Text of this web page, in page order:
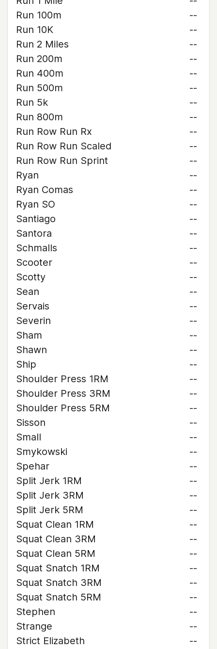
Run 100m
--
Run 10K
--
Run 2 Miles
--
Run 200m
--
Run 400m
--
Run 500m
--
Run 5k
--
Run 800m
--
Run Row Run Rx
--
Run Row Run Scaled
--
Run Row Run Sprint
--
Ryan
--
Ryan Comas
--
Ryan SO
--
Santiago
--
Santora
--
Schmalls
--
Scooter
--
Scotty
--
Sean
--
Servais
--
Severin
--
Sham
--
Shawn
--
Ship
--
Shoulder Press 1RM
--
Shoulder Press 3RM
--
Shoulder Press 5RM
--
Sisson
--
Small
--
Smykowski
--
Spehar
--
Split Jerk 1RM
--
Split Jerk 3RM
--
Split Jerk 5RM
--
Squat Clean 1RM
--
Squat Clean 3RM
--
Squat Clean 5RM
--
Squat Snatch 1RM
--
Squat Snatch 3RM
--
Squat Snatch 5RM
--
Stephen
--
Strange
--
Strict Elizabeth
--